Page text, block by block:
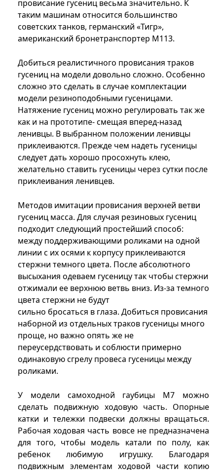
провисание гусениц весьма значительно. К
таким машинам относится большинство
советских танков, германский «Тигр»,
американский бронетранспортер М113.
Добиться реалистичного провисания траков
гусениц на модели довольно сложно. Особенно
сложно это сделать в случае комплектации
модели резиноподобными гусеницами.
Натяжение гусениц можно регулировать так же
как и на прототипе- смещая вперед-назад
ленивцы. В выбранном положении ленивцы
приклеиваются. Прежде чем надеть гусеницы
следует дать хорошо просохнуть клею,
желательно ставить гусеницы через сутки после
приклеивания ленивцев.
Методов имитации провисания верхней ветви
гусениц масса. Для случая резиновых гусениц
подходит следующий простейший способ:
между поддерживающими роликами на одной
линии с их осями к корпусу приклеиваются
стержни темного цвета. После абсолютного
высыхания одеваем гусеницу так чтобы стержни
отжимали ее верхнюю ветвь вниз. Из-за темного
цвета стержни не будут
сильно бросаться в глаза. Добиться провисания
наборной из отдельных траков гусеницы много
проще, но важно опять же не
переусердствовать и соблюсти примерно
одинаковую сгрелу провеса гусеницы между
роликами.
У модели самоходной гаубицы М7 можно
сделать подвижную ходовую часть. Опорные
катки и тележки подвески должны вращаться.
Рабочая ходовая часть вовсе не предназначена
для того, чтобы модель катали по полу, как
ребенок любимую игрушку. Благодаря
подвижным элементам ходовой части копию